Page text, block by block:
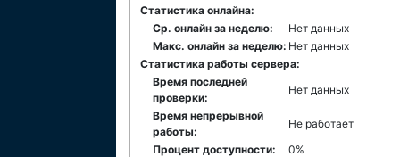
Статистика онлайна:
Ср. онлайн за неделю:
Нет данных
Макс. онлайн за неделю: Нет данных
Статистика работы сервера:
Время последней
проверки:
Нет данных
Время непрерывной
работы:
Не работает
Процент доступности:
0%